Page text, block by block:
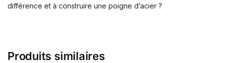
différence et à construire une poigne d’acier ?
Produits similaires